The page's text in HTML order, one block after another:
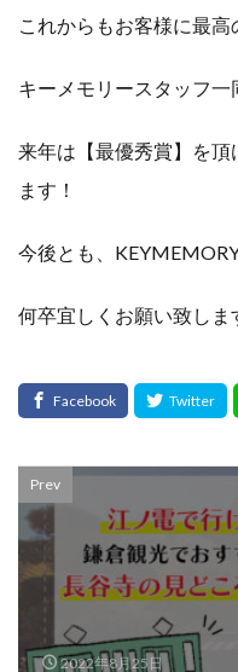
これからもお客様に最高
キーメモリースタッフ一
来年は【最優秀賞】を
ます！
今後とも、
何卒宜しくお願い致しま
Prev
2022年8月25日